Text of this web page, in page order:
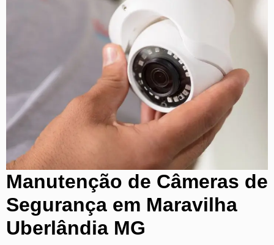
Manutenção de Câmeras de
Segurança em Maravilha
Uberlândia MG